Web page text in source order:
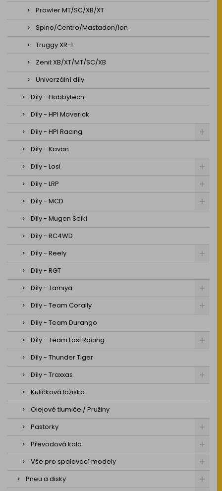
Prowler MT/SC/XB/XT
Spino/Centro/Mastadon/Ion
Truggy XR-1
Zenit XB/XT/MT/SC/XB
Univerzální díly
Díly - Hobbytech
Díly - HPI Maverick
Díly - HPI Racing
Díly - Kavan
Díly - Losi
Díly - LRP
Díly - MCD
Díly - Mugen Seiki
Díly - RC4WD
Díly - Reely
Díly - RGT
Díly - Tamiya
Díly - Team Corally
Díly - Team Durango
Díly - Team Losi Racing
Díly - Thunder Tiger
Díly - Traxxas
Kuličková ložiska
Olejové tlumiče / Pružiny
Pastorky
Převodová kola
Vše pro spalovací modely
Pneu a disky